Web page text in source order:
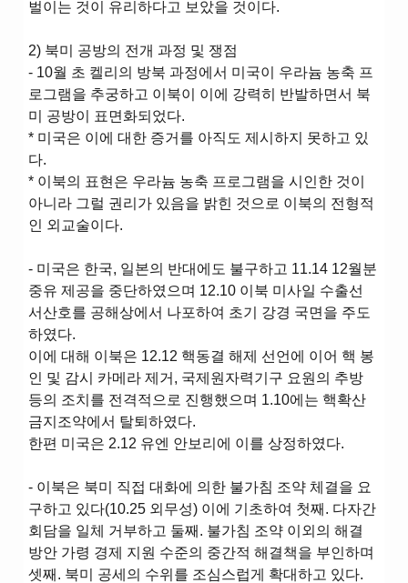
벌이는 것이 유리하다고 보았을 것이다.
2) 북미 공방의 전개 과정 및 쟁점
- 10월 초 켈리의 방북 과정에서 미국이 우라늄 농축 프
로그램을 추궁하고 이북이 이에 강력히 반발하면서 북
미 공방이 표면화되었다.
* 미국은 이에 대한 증거를 아직도 제시하지 못하고 있
다.
* 이북의 표현은 우라늄 농축 프로그램을 시인한 것이
아니라 그럴 권리가 있음을 밝힌 것으로 이북의 전형적
인 외교술이다.
- 미국은 한국, 일본의 반대에도 불구하고 11.14 12월분
중유 제공을 중단하였으며 12.10 이북 미사일 수출선
서산호를 공해상에서 나포하여 초기 강경 국면을 주도
하였다.
이에 대해 이북은 12.12 핵동결 해제 선언에 이어 핵 봉
인 및 감시 카메라 제거, 국제원자력기구 요원의 추방
등의 조치를 전격적으로 진행했으며 1.10에는 핵확산
금지조약에서 탈퇴하였다.
한편 미국은 2.12 유엔 안보리에 이를 상정하였다.
- 이북은 북미 직접 대화에 의한 불가침 조약 체결을 요
구하고 있다(10.25 외무성) 이에 기초하여 첫째. 다자간
회담을 일체 거부하고 둘째. 불가침 조약 이외의 해결
방안 가령 경제 지원 수준의 중간적 해결책을 부인하며
셋째. 북미 공세의 수위를 조심스럽게 확대하고 있다.